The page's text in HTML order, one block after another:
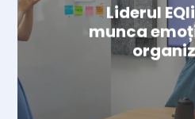
Liderul
munca